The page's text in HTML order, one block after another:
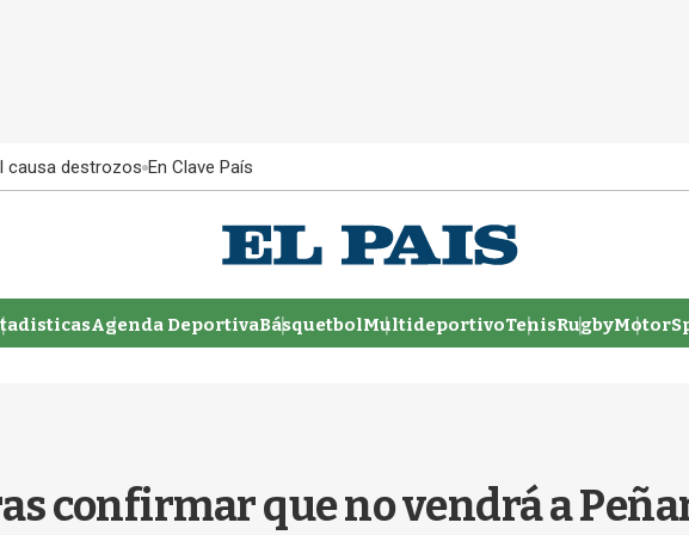
causa destrozos En Clave País
Agenda DeportivaBásquetbolMultideportivoTenisRugby
confirmar que no vendrá a